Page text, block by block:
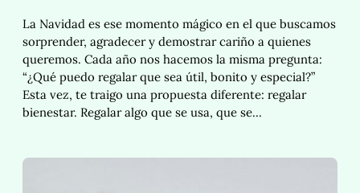
La Navidad es ese momento mágico en el que buscamos
sorprender, agradecer y demostrar cariño a quienes
queremos. Cada año nos hacemos la misma pregunta:
“¿Qué puedo regalar que sea útil, bonito y especial?”
Esta vez, te traigo una propuesta diferente: regalar
bienestar. Regalar algo que se usa, que se…